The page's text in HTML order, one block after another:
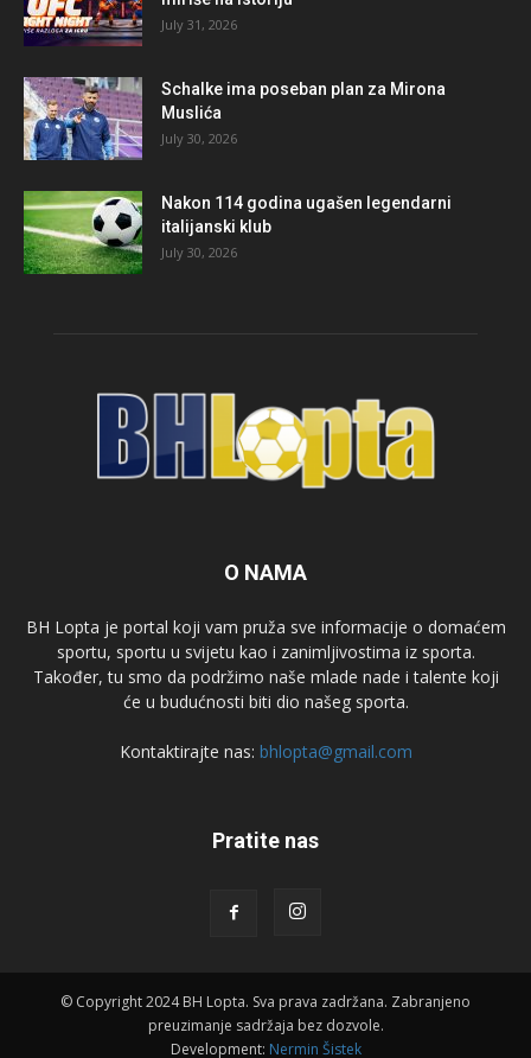
July 31, 2026
Schalke ima poseban plan za Mirona
Muslića
July 30, 2026
Nakon 114 godina ugašen legendarni
italijanski klub
July 30, 2026
O NAMA
BH Lopta je portal koji vam pruža sve informacije o domaćem
sportu, sportu u svijetu kao i zanimljivostima iz sporta.
Također, tu smo da podržimo naše mlade nade i talente koji
će u budućnosti biti dio našeg sporta.
Kontaktirajte nas: bhlopta@gmail.com
Pratite nas
© Copyright 2024 BH Lopta. Sva prava zadržana. Zabranjeno
preuzimanje sadržaja bez dozvole.
Development: Nermin Šistek